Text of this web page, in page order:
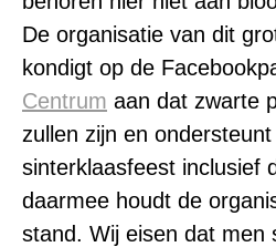
De organisatie van dit
kondigt op de
Centrum aan dat zwarte
zullen zijn en
sinterklaasfeest inclusief
daarmee houdt de
stand. Wij eisen dat men